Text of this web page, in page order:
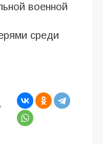
военной
среди
,